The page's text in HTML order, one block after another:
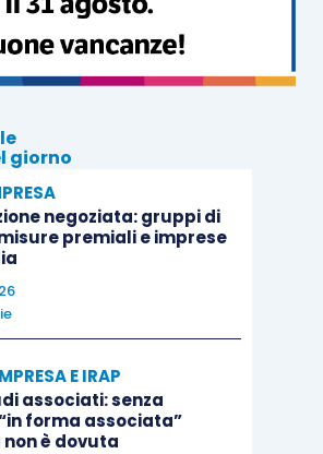
qualora siano riscontrate dagli
di obiettiva incertezza
comportamenti difformi
giorno
negoziata: gruppi di
premiali e imprese
E IRAP
associati: senza
forma associata”
è dovuta